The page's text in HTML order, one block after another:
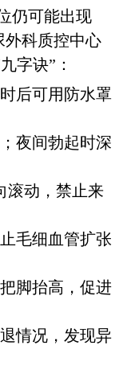
仍可能出现
外科质控中心
字诀”：
后可用防水罩
夜间勃起时深
滚动，禁止来
毛细血管扩张
脚抬高，促进
情况，发现异